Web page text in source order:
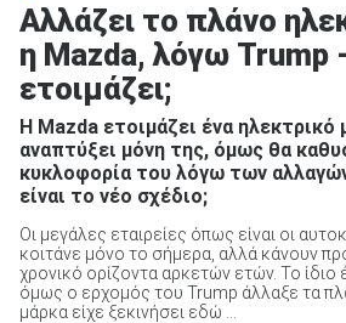
Επιχειρήσεις
ΑΝΑΖΗΤΗΣΗ
Αλλάζει το πλάνο
η Mazda, λόγω Trump
ετοιμάζει;
Η Mazda ετοιμάζει ένα ηλεκτρικό
αναπτύξει μόνη της, όμως θα
κυκλοφορία του λόγω των
είναι το νέο σχέδιο;
Οι μεγάλες εταιρείες όπως είναι οι
κοιτάνε μόνο το σήμερα, αλλά κάνουν
χρονικό ορίζοντα αρκετών ετών. Το ίδιο
όμως ο ερχομός του Trump άλλαξε τα
μάρκα είχε ξεκινήσει εδώ ...